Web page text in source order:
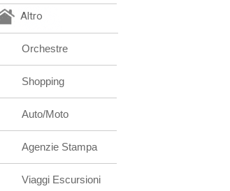
Altro
Orchestre
Shopping
Auto/Moto
Agenzie Stampa
Viaggi Escursioni